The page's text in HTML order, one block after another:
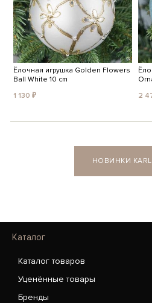
Ёлочная игрушка Golden Flowers
Ball White 10 cm
1 130 ₽
2
НОВИНКИ
Каталог
Каталог товаров
Уценённые товары
Бренды